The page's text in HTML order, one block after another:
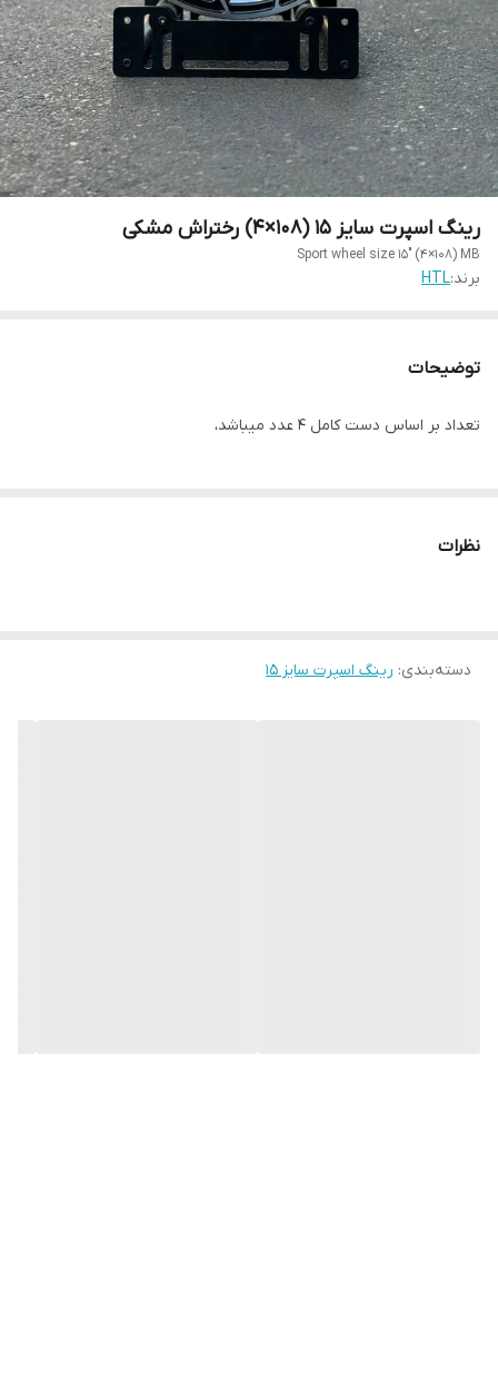
رینگ اسپرت سایز ۱۵ (۱۰۸×۴) رختراش مشکی
Sport wheel size 15" (4×108) MB
برند:HTL
توضیحات
تعداد بر اساس دست کامل ۴ عدد میباشد،
نظرات
دسته‌بندی: رینگ اسپرت سایز ۱۵